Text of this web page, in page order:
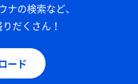
の検索など、
だくさん！
ード